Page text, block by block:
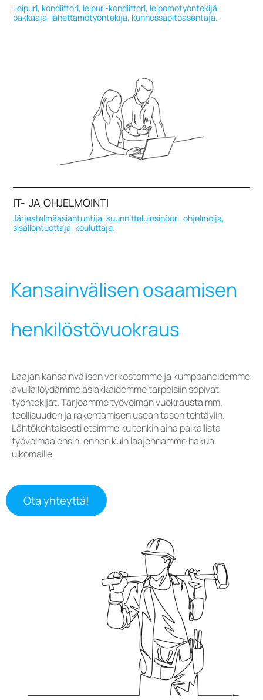
Leipuri, kondiittori, leipuri-kondiittori, leipomotyöntekijä,
pakkaaja, lähettämötyöntekijä, kunnossapitoasentaja.
IT- JA OHJELMOINTI
Järjestelmäasiantuntija, suunnitteluinsinööri, ohjelmoija,
sisällöntuottaja, kouluttaja.
Kansainvälisen osaamisen
henkilöstövuokraus
Laajan kansainvälisen verkostomme ja kumppaneidemme
avulla löydämme asiakkaidemme tarpeisiin sopivat
työntekijät. Tarjoamme työvoiman vuokrausta mm.
teollisuuden ja rakentamisen usean tason tehtäviin.
Lähtökohtaisesti etsimme kuitenkin aina paikallista
työvoimaa ensin, ennen kuin laajennamme hakua
ulkomaille.
Ota yhteyttä!